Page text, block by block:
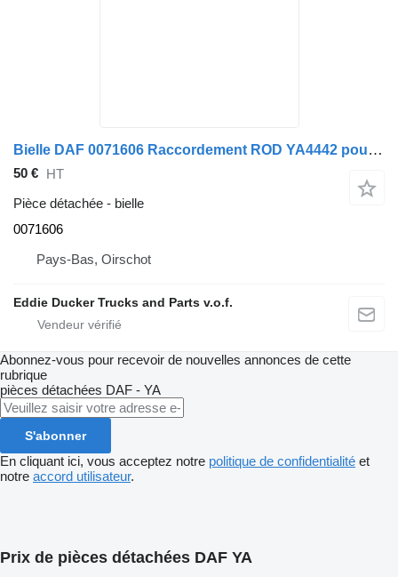
Bielle DAF 0071606 Raccordement ROD YA4442 pour camion DAF
50 € HT
Pièce détachée - bielle
0071606
Pays-Bas, Oirschot
Eddie Ducker Trucks and Parts v.o.f.
Abonnez-vous pour recevoir de nouvelles annonces de cette
rubrique
pièces détachées DAF - YA
S'abonner
En cliquant ici, vous acceptez notre politique de confidentialité et
notre accord utilisateur.
Prix de pièces détachées DAF YA